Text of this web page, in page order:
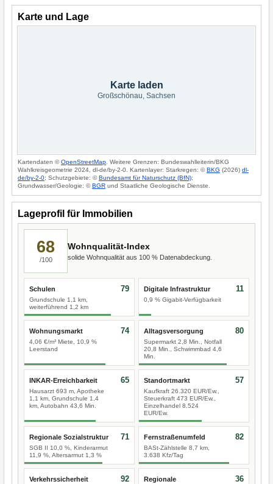
Karte und Lage
Karte laden
Großschönau, Sachsen
Kartendaten ©OpenStreetMap . Weitere Grenzen: Bundeswahlleiterin/BKG
Wahlkreisgeometrie 2024, dl-de/by-2-0. Kartenlayer: Starkregen: ©BKG (2026) dl-
de/by-2-0; Schutzgebiete: ©Bundesamt für Naturschutz (BfN);
Grundwasser/Geologie: ©BGR und Staatliche Geologische Dienste.
Lageprofil für Immobilien
68
/100
Wohnqualität-Index
solide Wohnqualität aus 100 % Datenabdeckung.
Schulen
Grundschule 1,1 km,
weiterführend 1,2 km
79 Digitale Infrastruktur
0,9 % Gigabit-Verfügbarkeit
11
Wohnungsmarkt
4,06 €/m² Miete, 10,9 %
Leerstand
74 Alltagsversorgung
Supermarkt 2,8 Min., Notfall
20,8 Min., Schwimmbad 4,6
Min.
80
INKAR-Erreichbarkeit
Hausarzt 693 m, Apotheke
1,1 km, Grundschule 1,4
km, Autobahn 43,6 Min.
65 Standortmarkt
Kaufkraft 26.320 EUR/Ew.,
Steuerkraft 473 EUR/Ew.,
Einzelhandel 8.524
EUR/Ew.
57
Regionale Sozialstruktur
SGB II 10,0 %, Kinderarmut
11,9 %, Altersarmut 1,3 %
71 Fernstraßenumfeld
BASt-Zählstelle 8,7 km,
3.638 Kfz/Tag
82
Verkehrssicherheit 92
Regionale
36